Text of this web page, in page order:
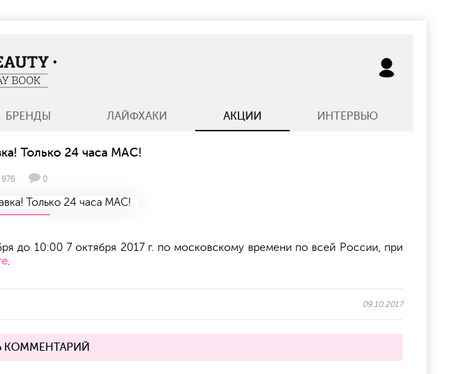
БРЕНДЫ ЛАЙФХАКИ АКЦИИ ИНТЕРВЬЮ
BeautyDayBook
Только 24 часа MAC!
976 0
до 10:00 7 октября 2017 г. по московскому времени по всей России, при
.
09.10.2017
КОММЕНТАРИЙ